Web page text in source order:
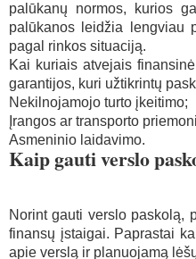
palūkanų normos, kurios
palūkanos leidžia lengviau
pagal rinkos situaciją.
Kai kuriais atvejais
garantijos, kuri užtikrintų
Nekilnojamojo turto įkeitimo;
Įrangos ar transporto
Asmeninio laidavimo.
Kaip gauti verslo
Norint gauti verslo paskolą,
finansų įstaigai. Paprastai
apie verslą ir planuojamą